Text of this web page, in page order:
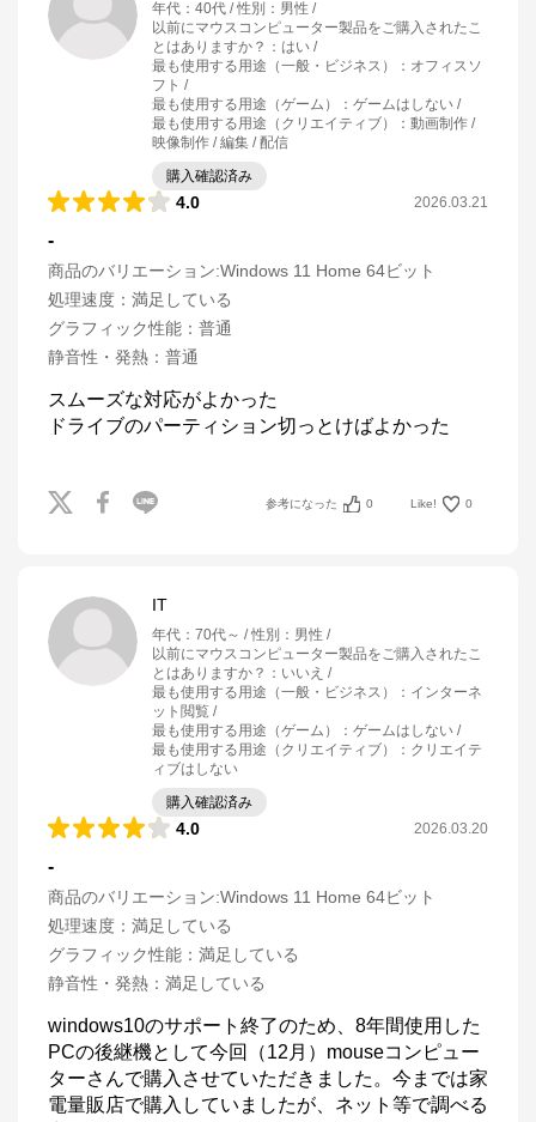
年代 ： 40代 性別 ： 男性
以前にマウスコンピューター製品をご購入されたこ
とはありますか？ ： はい
最も使用する用途（一般・ビジネス）
： オフィスソ
フト
最も使用する用途（ゲーム）
： ゲームはしない
最も使用する用途（クリエイティブ）
： 動画制作 /
映像制作 / 編集 / 配信
購入確認済み
4.0 2026.03.21
-
商品のバリエーション:Windows 11 Home 64ビット
処理速度 ： 満足している
グラフィック性能 ： 普通
静音性・発熱 ： 普通
スムーズな対応がよかった
ドライブのパーティション切っとけばよかった
参考になった 0 Like! 0
IT
年代 ： 70代～ 性別 ： 男性
以前にマウスコンピューター製品をご購入されたこ
とはありますか？ ： いいえ
最も使用する用途（一般・ビジネス）
： インターネ
ット閲覧
最も使用する用途（ゲーム）
： ゲームはしない
最も使用する用途（クリエイティブ）
： クリエイテ
ィブはしない
購入確認済み
4.0 2026.03.20
-
商品のバリエーション:Windows 11 Home 64ビット
処理速度 ： 満足している
グラフィック性能 ： 満足している
静音性・発熱 ： 満足している
windows10のサポート終了のため、8年間使用した
PCの後継機として今回（12月）mouseコンピュー
ターさんで購入させていただきました。今までは家
電量販店で購入していましたが、ネット等で調べる